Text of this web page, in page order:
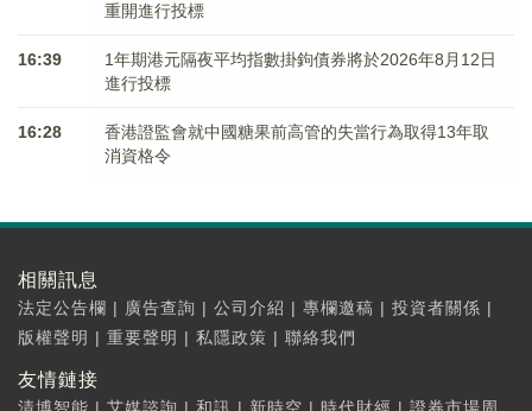
重開進行投標
16:39
1年期港元隔夜平均指數掛鉤債券將於2026年8月12日
進行投標
16:28
香港證監會就中國糖果前高管的失當行為取得13年取
消資格令
相關訊息
法定公告欄 | 廣告查詢 | 公司介紹 | 專欄邀稿 | 投資者關係 |
版權聲明 | 重要聲明 | 私隱政策 | 聯絡我們
友情鏈接